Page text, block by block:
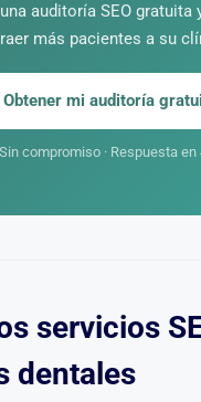
auditoría SEO gratuita
más pacientes a su
Obtener mi auditoría
Sin compromiso · Respuesta en
servicios
dentales